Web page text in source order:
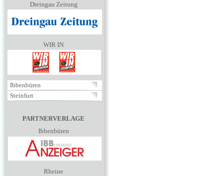
Dreingau Zeitung
WIR IN
Ibbenbüren
Steinfurt
PARTNERVERLAGE
Ibbenbüren
Rheine